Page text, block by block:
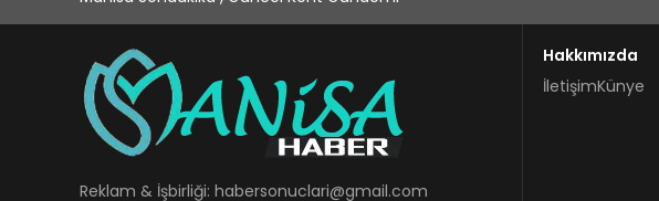
Reklam & İşbirliği: habersonuclari@gmail.com
Hakkımızda
İletişimKünye